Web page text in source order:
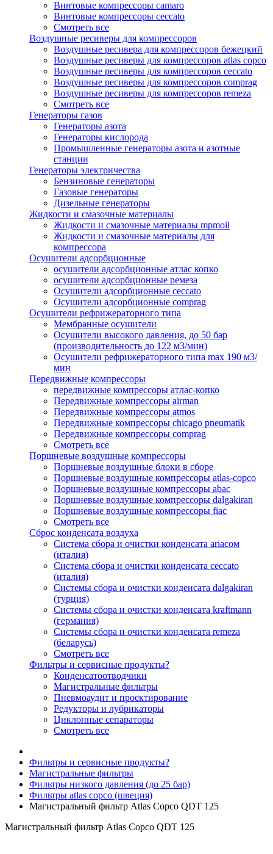
Винтовые компрессоры camaro
Винтовые компрессоры ceccato
Смотреть все
Воздушные ресиверы для компрессоров
Воздушные ресивера для компрессоров бежецкий
Воздушные ресиверы для компрессоров atlas copco
Воздушные ресиверы для компрессоров ceccato
Воздушные ресиверы для компрессоров comprag
Воздушные ресиверы для компрессоров remeza
Смотреть все
Генераторы газов
Генераторы азота
Генераторы кислорода
Промышленные генераторы азота и азотные
станции
Генераторы электричества
Бензиновые генераторы
Газовые генераторы
Дизельные генераторы
Жидкости и смазочные материалы
Жидкости и смазочные материалы mpmoil
Жидкости и смазочные материалы для
компрессора
Осушители адсорбционные
осушители адсорбционные атлас копко
осушители адсорбционные ремеза
Осушители адсорбционные ceccato
Осушители адсорбционные comprag
Осушители рефрижераторного типа
Мембранные осушители
Осушители высокого давления, до 50 бар
(производительность до 122 м3/мин)
Осушители рефрижераторного типа max 190 м3/
мин
Передвижные компрессоры
передвижные компрессоры атлас-копко
Передвижные компрессоры airman
Передвижные компрессоры atmos
Передвижные компрессоры chicago pneumatik
Передвижные компрессоры comprag
Смотреть все
Поршневые воздушные компрессоры
Поршневые воздушные блоки в сборе
Поршневые воздушные компрессоры atlas-copco
Поршневые воздушные компрессоры abac
Поршневые воздушные компрессоры dalgakiran
Поршневые воздушные компрессоры fiac
Смотреть все
Сброс конденсата воздуха
Система сбора и очистки конденсата ariacом
(италия)
Система сбора и очистки конденсата ceccato
(италия)
Системы сбора и очистки конденсата dalgakiran
(турция)
Системы сбора и очистки конденсата kraftmann
(германия)
Системы сбора и очистки конденсата remeza
(беларусь)
Смотреть все
Фильтры и сервисные продукты?
Конденсатоотводчики
Магистральные фильтры
Пневмоаудит и проектирование
Редукторы и лубрикаторы
Циклонные сепараторы
Смотреть все
Фильтры и сервисные продукты?
Магистральные фильтры
Фильтры низкого давления (до 25 бар)
Фильтры atlas copco (швеция)
Магистральный фильтр Atlas Copco QDT 125
Магистральный фильтр Atlas Copco QDT 125